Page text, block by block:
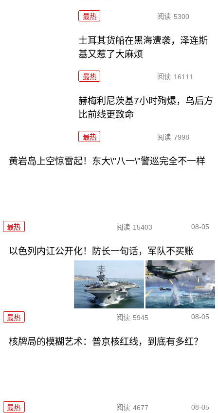
最热 阅读 5300
土耳其货船在黑海遭袭，泽连斯
基又惹了大麻烦
最热 阅读 16111
赫梅利尼茨基7小时殉爆，乌后方
比前线更致命
最热 阅读 7998
黄岩岛上空惊雷起！东大\"八一\"警巡完全不一样
最热 阅读 15403 08-05
以色列内讧公开化！防长一句话，军队不买账
最热 阅读 5945 08-05
核牌局的模糊艺术：普京核红线，到底有多红？
最热 阅读 4677 08-05